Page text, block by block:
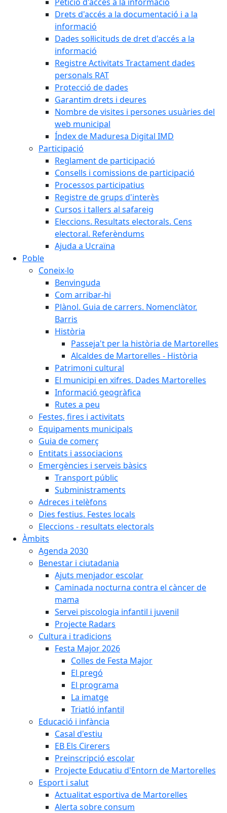
Drets d'accés a la documentació i a la
informació
Dades sol·licituds de dret d'accés a la
informació
Registre Activitats Tractament dades
personals RAT
Protecció de dades
Garantim drets i deures
Nombre de visites i persones usuàries del
web municipal
Índex de Maduresa Digital IMD
Participació
Reglament de participació
Consells i comissions de participació
Processos participatius
Registre de grups d'interès
Cursos i tallers al safareig
Eleccions. Resultats electorals. Cens
electoral. Referèndums
Ajuda a Ucraïna
Poble
Coneix-lo
Benvinguda
Com arribar-hi
Plànol. Guia de carrers. Nomenclàtor.
Barris
Història
Passeja't per la història de Martorelles
Alcaldes de Martorelles - Història
Patrimoni cultural
El municipi en xifres. Dades Martorelles
Informació geogràfica
Rutes a peu
Festes, fires i activitats
Equipaments municipals
Guia de comerç
Entitats i associacions
Emergències i serveis bàsics
Transport públic
Subministraments
Adreces i telèfons
Dies festius. Festes locals
Eleccions - resultats electorals
Àmbits
Agenda 2030
Benestar i ciutadania
Ajuts menjador escolar
Caminada nocturna contra el càncer de
mama
Servei piscologia infantil i juvenil
Projecte Radars
Cultura i tradicions
Festa Major 2026
Colles de Festa Major
El pregó
El programa
La imatge
Triatló infantil
Educació i infància
Casal d'estiu
EB Els Cirerers
Preinscripció escolar
Projecte Educatiu d'Entorn de Martorelles
Esport i salut
Actualitat esportiva de Martorelles
Alerta sobre consum